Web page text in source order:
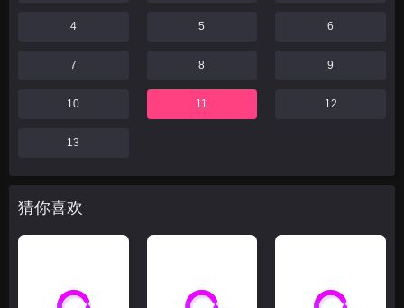
4 5 6
7 8 9
10 11 12
13
猜你喜欢